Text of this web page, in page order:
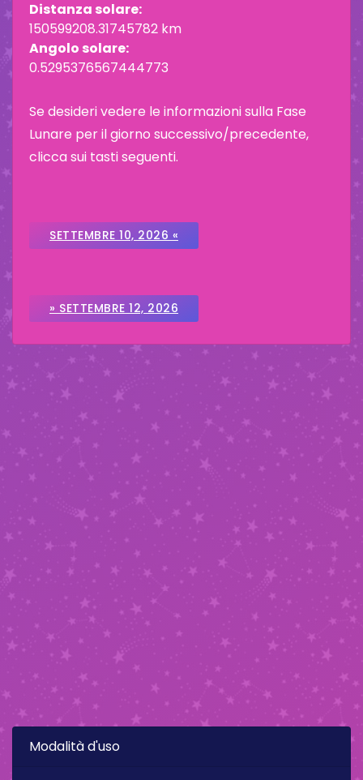
Distanza solare:
150599208.31745782 km
Angolo solare:
0.5295376567444773
Se desideri vedere le informazioni sulla Fase
Lunare per il giorno successivo/precedente,
clicca sui tasti seguenti.
SETTEMBRE 10, 2026 «
» SETTEMBRE 12, 2026
Modalità d'uso